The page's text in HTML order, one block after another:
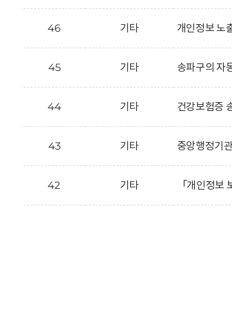
46 기타 개인정보 노
45 기타 송파구의 자
44 기타 건강보험증
43 기타 중앙행정기
42 기타 「개인정보